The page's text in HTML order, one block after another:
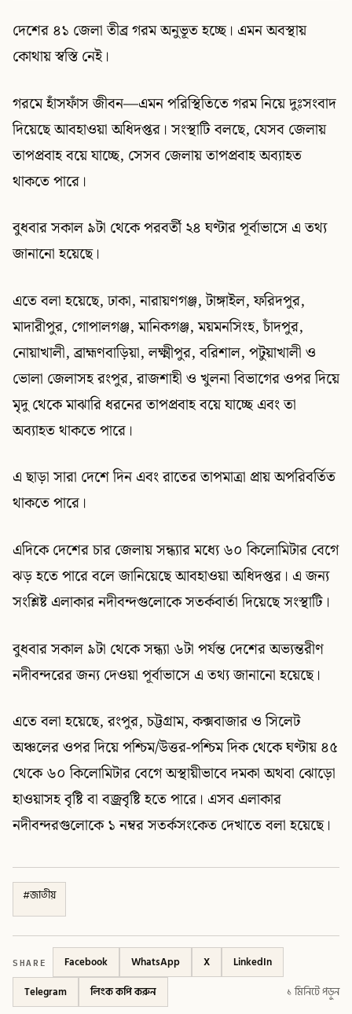
দেশের ৪১ জেলা তীব্র গরম অনুভূত হচ্ছে। এমন অবস্থায়
কোথায় স্বস্তি নেই।
গরমে হাঁসফাঁস জীবন—এমন পরিস্থিতিতে গরম নিয়ে দুঃসংবাদ
দিয়েছে আবহাওয়া অধিদপ্তর। সংস্থাটি বলছে, যেসব জেলায়
তাপপ্রবাহ বয়ে যাচ্ছে, সেসব জেলায় তাপপ্রবাহ অব্যাহত
থাকতে পারে।
বুধবার সকাল ৯টা থেকে পরবর্তী ২৪ ঘণ্টার পূর্বাভাসে এ তথ্য
জানানো হয়েছে।
এতে বলা হয়েছে, ঢাকা, নারায়ণগঞ্জ, টাঙ্গাইল, ফরিদপুর,
মাদারীপুর, গোপালগঞ্জ, মানিকগঞ্জ, ময়মনসিংহ, চাঁদপুর,
নোয়াখালী, ব্রাহ্মণবাড়িয়া, লক্ষ্মীপুর, বরিশাল, পটুয়াখালী ও
ভোলা জেলাসহ রংপুর, রাজশাহী ও খুলনা বিভাগের ওপর দিয়ে
মৃদু থেকে মাঝারি ধরনের তাপপ্রবাহ বয়ে যাচ্ছে এবং তা
অব্যাহত থাকতে পারে।
এ ছাড়া সারা দেশে দিন এবং রাতের তাপমাত্রা প্রায় অপরিবর্তিত
থাকতে পারে।
এদিকে দেশের চার জেলায় সন্ধ্যার মধ্যে ৬০ কিলোমিটার বেগে
ঝড় হতে পারে বলে জানিয়েছে আবহাওয়া অধিদপ্তর। এ জন্য
সংশ্লিষ্ট এলাকার নদীবন্দগুলোকে সতর্কবার্তা দিয়েছে সংস্থাটি।
বুধবার সকাল ৯টা থেকে সন্ধ্যা ৬টা পর্যন্ত দেশের অভ্যন্তরীণ
নদীবন্দরের জন্য দেওয়া পূর্বাভাসে এ তথ্য জানানো হয়েছে।
এতে বলা হয়েছে, রংপুর, চট্টগ্রাম, কক্সবাজার ও সিলেট
অঞ্চলের ওপর দিয়ে পশ্চিম/উত্তর-পশ্চিম দিক থেকে ঘণ্টায় ৪৫
থেকে ৬০ কিলোমিটার বেগে অস্থায়ীভাবে দমকা অথবা ঝোড়ো
হাওয়াসহ বৃষ্টি বা বজ্রবৃষ্টি হতে পারে। এসব এলাকার
নদীবন্দরগুলোকে ১ নম্বর সতর্কসংকেত দেখাতে বলা হয়েছে।
#জাতীয়
SHARE Facebook WhatsApp X
LinkedIn
Telegram
লিংক কপি করুন ১ মিনিটে পড়ুন